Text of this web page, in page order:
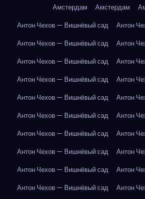
Амстердам
Амстердам
Антон Чехов — Вишнёвый сад
Антон
Антон Чехов — Вишнёвый сад
Антон
Антон Чехов — Вишнёвый сад
Антон
Антон Чехов — Вишнёвый сад
Антон
Антон Чехов — Вишнёвый сад
Антон
Антон Чехов — Вишнёвый сад
Антон
Антон Чехов — Вишнёвый сад
Антон
Антон Чехов — Вишнёвый сад
Антон
Антон Чехов — Вишнёвый сад
Антон
Антон Чехов — Вишнёвый сад
Антон